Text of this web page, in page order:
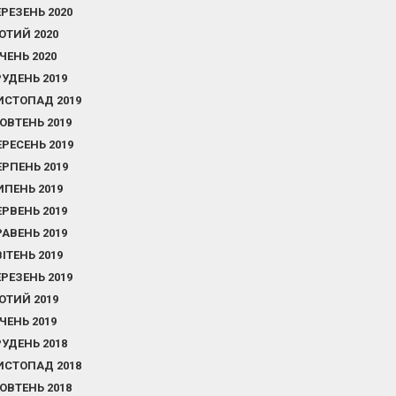
2020
2020
2020
2019
2019
2019
2019
2019
2019
2019
2019
2019
2019
2019
2019
2018
2018
2018